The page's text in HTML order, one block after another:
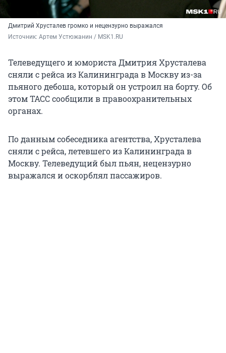
Дмитрий Хрусталев громко и нецензурно выражался
Источник: Артем Устюжанин / MSK1.RU
Телеведущего и юмориста Дмитрия Хрусталева
сняли с рейса из Калининграда в Москву из-за
пьяного дебоша, который он устроил на борту. Об
этом ТАСС сообщили в правоохранительных
органах.
По данным собеседника агентства, Хрусталева
сняли с рейса, летевшего из Калининграда в
Москву. Телеведущий был пьян, нецензурно
выражался и оскорблял пассажиров.